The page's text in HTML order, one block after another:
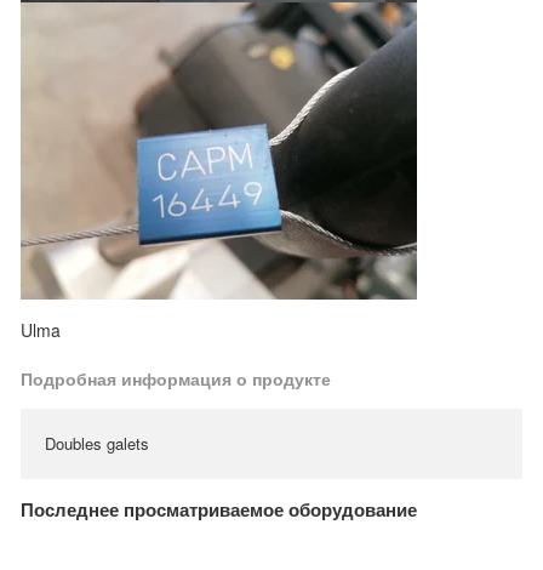
Ulma
Подробная информация о продукте
Doubles galets
Последнее просматриваемое оборудование